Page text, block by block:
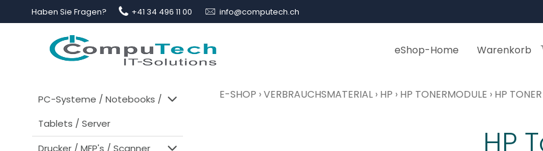
Haben Sie Fragen? +41 34 496 11 00 info@computech.ch
eShop-Home Warenkorb
PC-Systeme / Notebooks /
Tablets / Server
Drucker / MFP's / Scanner
E-SHOP ›VERBRAUCHSMATERIAL › HP › HP TONERMODULE › HP
HP